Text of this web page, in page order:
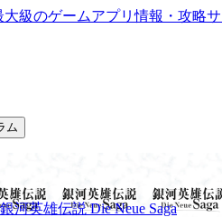
ム
河英雄伝説 Die Neue Saga